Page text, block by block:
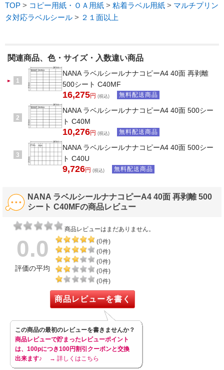
TOP > コピー用紙・ＯＡ用紙 > 粘着ラベル用紙 > マルチプリン
タ対応ラベルシール > ２１面以上
関連商品、色・サイズ・入数違い商品
1
NANA ラベルシールナナコピーA4 40面 再剥離
500シート C40MF
16,275円 (税込) 無料配送商品
2
NANA ラベルシールナナコピーA4 40面 500シー
ト C40M
10,276円 (税込) 無料配送商品
3
NANA ラベルシールナナコピーA4 40面 500シー
ト C40U
9,726円 (税込) 無料配送商品
NANA ラベルシールナナコピーA4 40面 再剥離 500
シート C40MFの商品レビュー
商品レビューはまだありません。
0.0
評価の平均
(0件)
(0件)
(0件)
(0件)
(0件)
商品レビューを書く
この商品の最初のレビューを書きませんか？
商品レビューで貯まったレビューポイント
は、100pにつき100円割引クーポンと交換
出来ます♪
→ 詳しくはこちら